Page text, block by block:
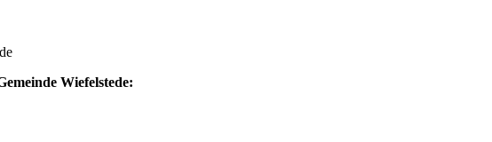
Wiefelstede: